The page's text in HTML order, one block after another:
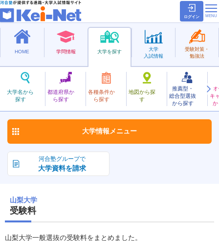
ログイン
HOME 学問情報 大学を探す
大学名から
探す
都道府県か
ら探す
各種条件か
ら探す
地図から探
す
推薦型・
総合型選抜
から探す
キ
か
大学
入試情報
受験対策・
勉強法
国立
やまなし
山梨大学 お気に入り
河合塾グループで
大学資料を請求
大学情報 メニュー
山梨大学
受験料
山梨大学一般選抜の受験料をまとめました。